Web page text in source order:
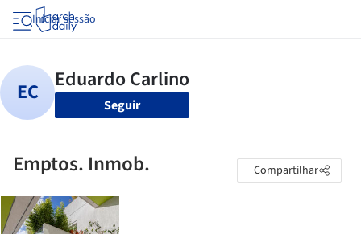
Iniciar sessão
Seguir
Emptos. Inmob. Compartilhar